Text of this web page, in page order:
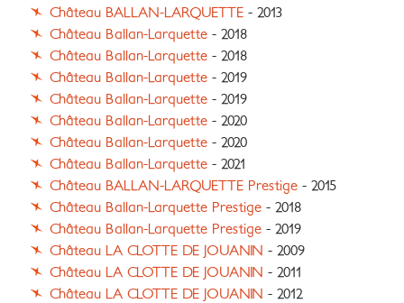
Château BALLAN-LARQUETTE - 2013
Château Ballan-Larquette - 2018
Château Ballan-Larquette - 2018
Château Ballan-Larquette - 2019
Château Ballan-Larquette - 2019
Château Ballan-Larquette - 2020
Château Ballan-Larquette - 2020
Château Ballan-Larquette - 2021
Château BALLAN-LARQUETTE Prestige - 2015
Château Ballan-Larquette Prestige - 2018
Château Ballan-Larquette Prestige - 2019
Château LA CLOTTE DE JOUANIN - 2009
Château LA CLOTTE DE JOUANIN - 2011
Château LA CLOTTE DE JOUANIN - 2012